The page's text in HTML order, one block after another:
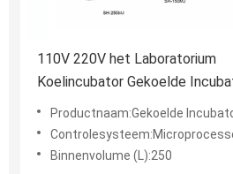
110V 220V het Laboratorium
Koelincubator Gekoelde
van de Programmacontrole
Productnaam:Gekoelde
Binnenvolume (L):250